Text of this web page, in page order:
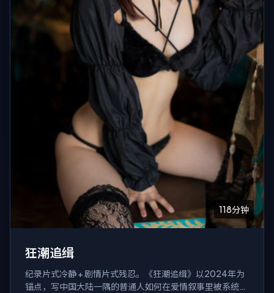
118分钟
狂潮追缉
纪录片式冷静 + 剧情片式残忍。《狂潮追缉》以2024年为
锚点，写中国大陆一隅的普通人如何在爱情叙事里被系统与